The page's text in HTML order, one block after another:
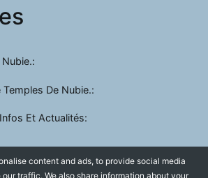
De Nubie.:
Et Actualités:
content and ads, to provide social media
traffic. We also share information about your